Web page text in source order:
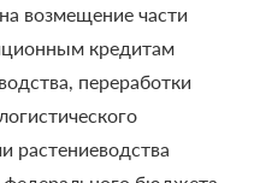
возмещение части
кредитам
переработки
растениеводства